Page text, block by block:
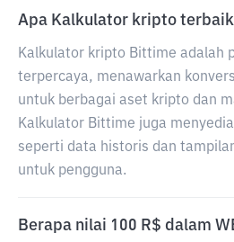
Apa Kalkulator kripto
Kalkulator kripto Bittime adalah
terpercaya, menawarkan
untuk berbagai aset kripto dan
Kalkulator Bittime juga
seperti data historis dan
untuk pengguna.
Berapa nilai 100 R$ dalam